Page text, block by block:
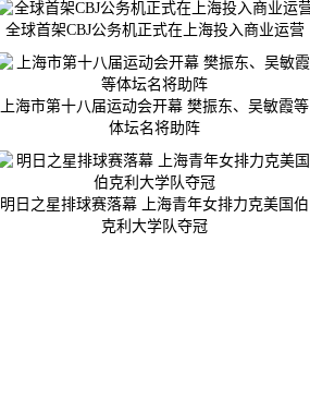
全球首架CBJ公务机正式在上海投入商业运营
上海市第十八届运动会开幕 樊振东、吴敏霞等
体坛名将助阵
明日之星排球赛落幕 上海青年女排力克美国伯
克利大学队夺冠